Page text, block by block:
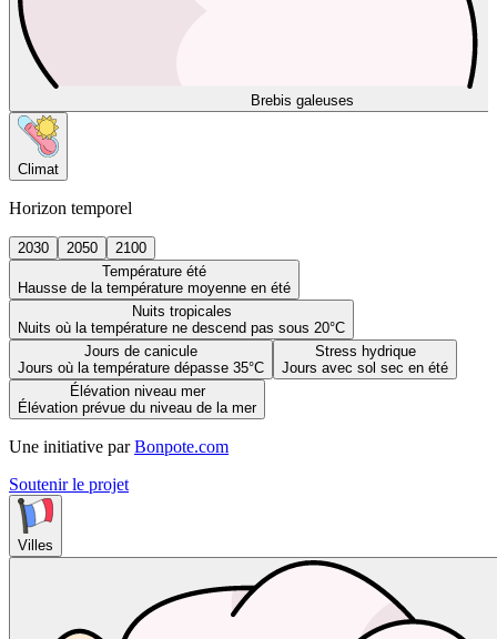
Brebis galeuses
Climat
Horizon temporel
2030 2050
2100
Température été
Hausse de la température moyenne en été
Nuits tropicales
Nuits où la température ne descend pas sous 20°C
Jours de canicule
Jours où la température dépasse 35°C
Stress hydrique
Jours avec sol sec en été
Élévation niveau mer
Élévation prévue du niveau de la mer
Une initiative par Bonpote.com
Soutenir le projet
Villes